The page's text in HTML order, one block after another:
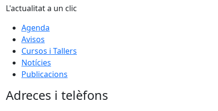
L'actualitat a un clic
Agenda
Avisos
Cursos i Tallers
Notícies
Publicacions
Adreces i telèfons